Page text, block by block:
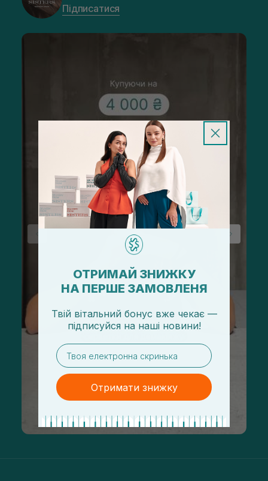
Підписатися
ОТРИМАЙ ЗНИЖКУ
НА ПЕРШЕ ЗАМОВЛЕНЯ
Твій вітальний бонус вже чекає —
підписуйся на наші новини!
email
Отримати знижку